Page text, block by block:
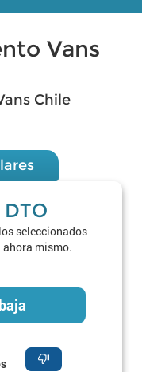
Vans
Chile
seleccionados
ahora mismo.